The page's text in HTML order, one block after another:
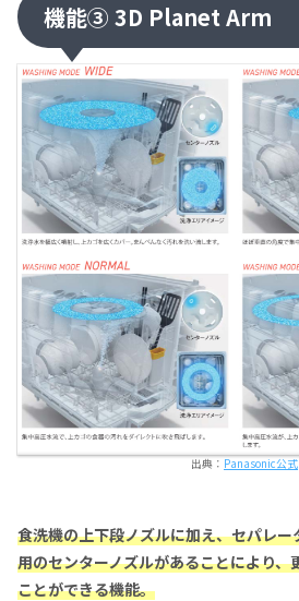
機能③ 3D Planet Arm
出典： Panasonic公式
食洗機の上下段ノズルに加え、セパレ
用のセンターノズルがあることにより、
ことができる機能。